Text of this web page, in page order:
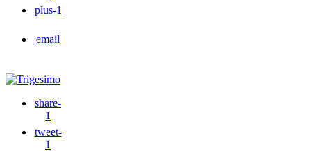
plus-1
email
share-
1
tweet-
1